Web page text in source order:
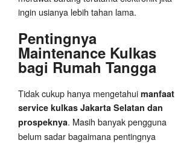
ingin usianya lebih tahan lama.
Pentingnya
Maintenance Kulkas
bagi Rumah Tangga
Tidak cukup hanya mengetahui manfaat
service kulkas Jakarta Selatan dan
prospeknya. Masih banyak pengguna
belum sadar bagaimana pentingnya